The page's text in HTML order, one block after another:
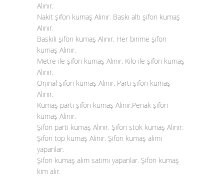
Alınır.
Nakit şifon kumaş Alınır. Baskı altı şifon kumaş
Alınır.
Baskılı şifon kumaş Alınır. Her birime şifon
kumaş Alınır.
Metre ile şifon kumaş Alınır. Kilo ile şifon kumaş
Alınır.
Orjinal şifon kumaş Alınır. Parti şifon kumaş
Alınır.
Kumaş parti şifon kumaş Alınır.Penak şifon
kumaş Alınır.
Şifon parti kumaş Alınır. Şifon stok kumaş Alınır.
Şifon top kumaş Alınır. Şifon kumaş alımı
yapanlar.
Şifon kumaş alım satımı yapanlar. Şifon kumaş
kim alır.